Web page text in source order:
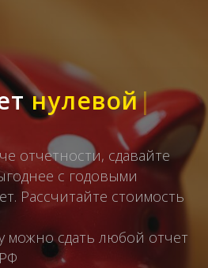
нулев|
отчетности, сдавайте
с годовыми
Рассчитайте стоимость
можно сдать любой отчет